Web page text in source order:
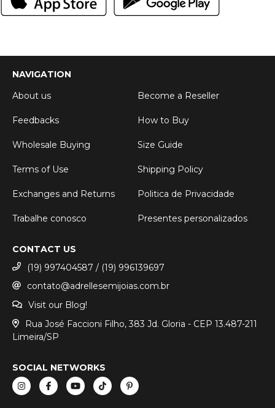
NAVIGATION
About us
Become a Reseller
Feedbacks How to Buy
Wholesale Buying Size Guide
Terms of Use Shipping Policy
Exchanges and Returns Politica de Privacidade
Trabalhe conosco Presentes personalizados
CONTACT US
(19) 997404587 / (19) 996139697
contato@adrellesemijoias.com.br
Visit our Blog!
Rua José Faccioni Filho, 383 Jd. Gloria - CEP 13.487-211
Limeira/SP
SOCIAL NETWORKS